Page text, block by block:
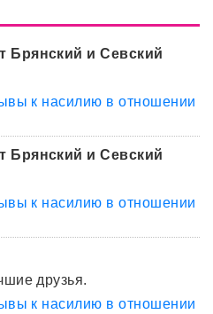
Брянский и Севский
к насилию в отношении
Брянский и Севский
к насилию в отношении
друзья.
к насилию в отношении